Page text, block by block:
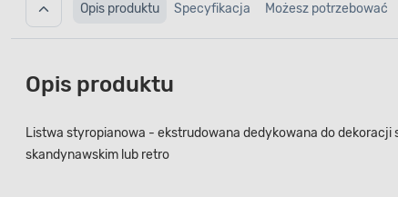
Opis produktu Specyfikacja Możesz potrzebować
Opis produktu
Listwa styropianowa - ekstrudowana dedykowana do
skandynawskim lub retro